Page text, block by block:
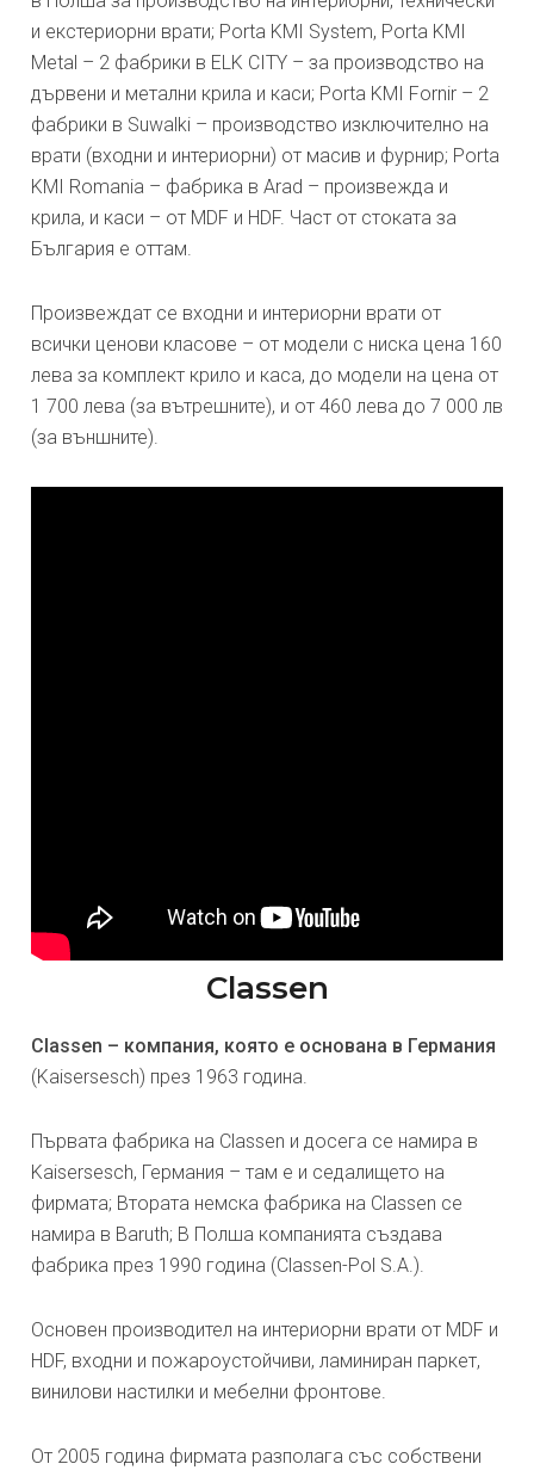
и екстериорни врати; Porta KMI System, Porta KMI
Metal – 2 фабрики в ELK CITY – за производство на
дървени и метални крила и каси; Porta KMI Fornir – 2
фабрики в Suwalki – производство изключително на
врати (входни и интериорни) от масив и фурнир; Porta
KMI Romania – фабрика в Arad – произвежда и
крила, и каси – от MDF и HDF. Част от стоката за
България е оттам.
Произвеждат се входни и интериорни врати от
всички ценови класове – от модели с ниска цена 160
лева за комплект крило и каса, до модели на цена от
1 700 лева (за вътрешните), и от 460 лева до 7 000 лв
(за външните).
Classen
Classen – компания, която е основана в Германия
(Kaisersesch) през 1963 година.
Първата фабрика на Classen и досега се намира в
Kaisersesch, Германия – там е и седалището на
фирмата; Втората немска фабрика на Classen се
намира в Baruth; В Полша компанията създава
фабрика през 1990 година (Classen-Pol S.A.).
Основен производител на интериорни врати от MDF и
HDF, входни и пожароустойчиви, ламиниран паркет,
винилови настилки и мебелни фронтове.
От 2005 година фирмата разполага със собствени